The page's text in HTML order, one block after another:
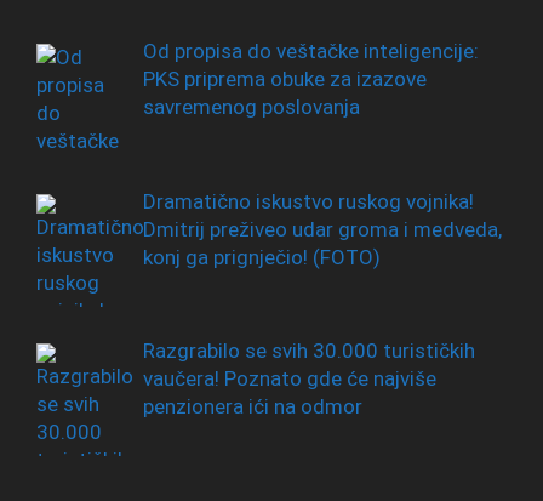
Od propisa do veštačke inteligencije:
PKS priprema obuke za izazove
savremenog poslovanja
Dramatično iskustvo ruskog vojnika!
Dmitrij preživeo udar groma i medveda,
konj ga prignječio! (FOTO)
Razgrabilo se svih 30.000 turističkih
vaučera! Poznato gde će najviše
penzionera ići na odmor